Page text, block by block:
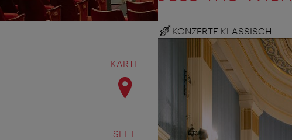
KARTE
SEITE
KONZERTE KLASSISCH